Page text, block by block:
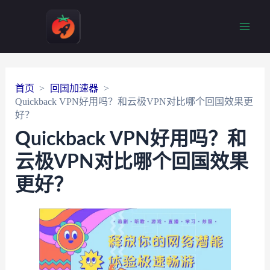
首页
回国加速器
Quickback VPN好用吗？和云极VPN对比哪个回国效果更
好？
Quickback VPN好用吗？和
云极VPN对比哪个回国效果
更好？